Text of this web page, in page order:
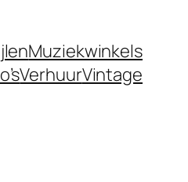
Muziekwinkels
VerhuurVintage